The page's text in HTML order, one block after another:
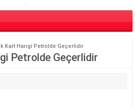
Kart Hangi Petrolde Geçerlidir
Petrolde Geçerlidir